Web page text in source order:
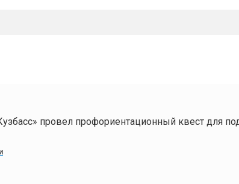
провел профориентационный квест для